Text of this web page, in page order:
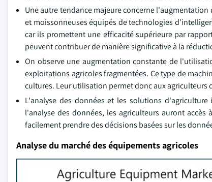
Une autre tendance majeure concerne
et moissonneuses équipés de technologies
car ils promettent une efficacité supérieure par
peuvent contribuer de manière significative à la
On observe une augmentation constante de
exploitations agricoles fragmentées. Ce type de
cultures. Leur utilisation permet donc aux agriculteurs
L'analyse des données et les solutions
l'analyse des données, les agriculteurs auront
facilement prendre des décisions basées sur les
Analyse du marché des équipements agricoles